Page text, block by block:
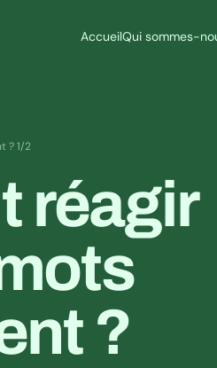
AccueilQui sommes-
? 1/2
réagir
?